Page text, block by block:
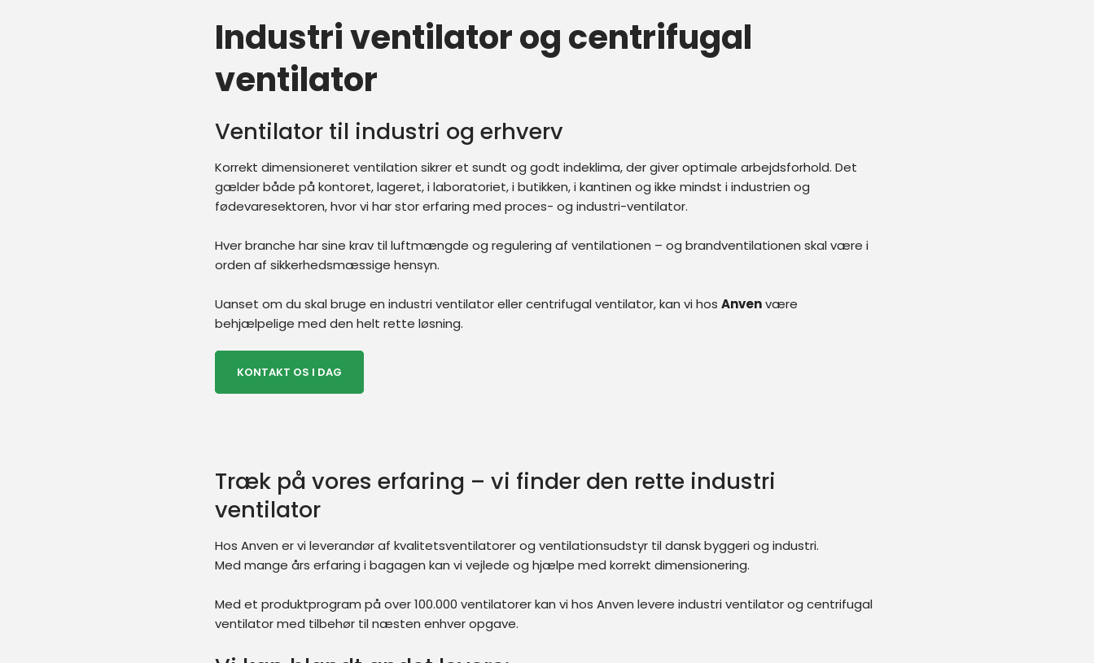
Industri­ ventilator og centrifugal
ventilator
Ventilator til industri og erhverv
Korrekt dimensioneret ventilation sikrer et sundt og godt indeklima, der giver optimale arbejdsforhold. Det
gælder både på kontoret, lageret, i laboratoriet, i butikken, i kantinen og ikke mindst i industrien og
fødevaresektoren, hvor vi har stor erfaring med proces- og industri-ventilator.
Hver branche har sine krav til luftmængde og regulering af ventilationen – og brandventilationen skal være i
orden af sikkerhedsmæssige hensyn.​
Uanset om du skal bruge en industri ventilator eller centrifugal ventilator, kan vi hos Anvenvære
behjælpelige med den helt rette løsning.
KONTAKT OS I DAG​
Træk på vores erfaring – vi finder den rette industri
ventilator
Hos Anven er vi leverandør af kvalitetsventilatorer og ventilationsudstyr til dansk byggeri og industri.
Med mange års erfaring i bagagen kan vi vejlede og hjælpe med korrekt dimensionering.
Med et produktprogram på over 100.000 ventilatorer kan vi hos Anven levere industri ventilator og centrifugal
ventilator med tilbehør til næsten enhver opgave.